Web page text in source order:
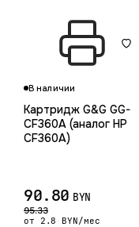
В наличии
Картридж G&G GG-
CF360A (аналог HP
CF360A)
90.80 BYN
95.33
от 2.8 BYN/мес